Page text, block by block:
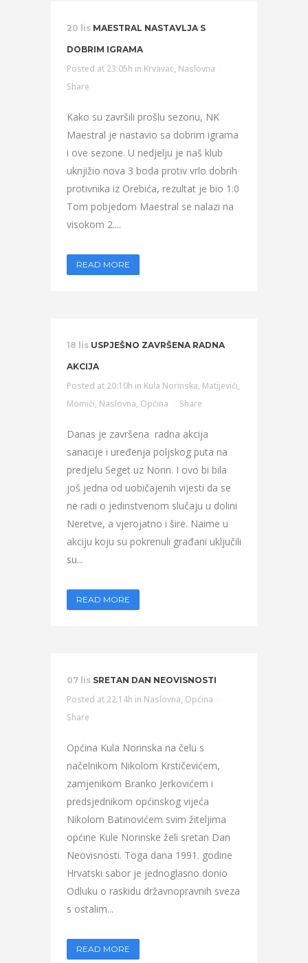
20 lis MAESTRAL NASTAVLJA S
DOBRIM IGRAMA
Posted at 23:05h in Krvavac, Naslovna
Share
Kako su završili prošlu sezonu, NK
Maestral je nastavio sa dobrim igrama
i ove sezone. U nedjelju je naš klub
uknjižio nova 3 boda protiv vrlo dobrih
protivnika iz Orebića, rezultat je bio 1:0
Tom pobjedom Maestral se nalazi na
visokom 2....
READ MORE
18 lis USPJEŠNO ZAVRŠENA RADNA
AKCIJA
Posted at 20:10h in Kula Norinska, Matijevići,
Momići, Naslovna, Općina Share
Danas je završena radna akcija
sanacije i uređenja poljskog puta na
predjelu Seget uz Norin. I ovo bi bila
još jedna od uobičajenih vijesti da se
ne radi o jedinstvenom slučaju u dolini
Neretve, a vjerojatno i šire. Naime u
akciju koju su pokrenuli građani uključili
su...
READ MORE
07 lis SRETAN DAN NEOVISNOSTI
Posted at 22:14h in Naslovna, Općina
Share
Općina Kula Norinska na čelu s
načelnikom Nikolom Krstičevićem,
zamjenikom Branko Jerkovićem i
predsjednikom općinskog vijeća
Nikolom Batinovićem svim žiteljima
općine Kule Norinske želi sretan Dan
Neovisnosti. Toga dana 1991. godine
Hrvatski sabor je jednoglasno donio
Odluku o raskidu državnopravnih sveza
s ostalim...
READ MORE